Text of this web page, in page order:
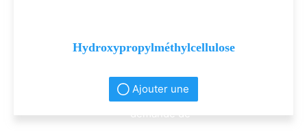
Hydroxypropylméthylcellulose
Ajouter une
demande de